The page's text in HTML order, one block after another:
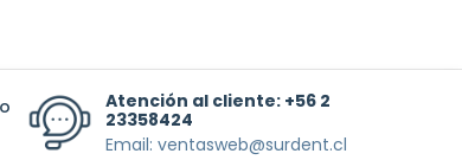
Atención al cliente: +56 2
23358424
Email: ventasweb@surdent.cl